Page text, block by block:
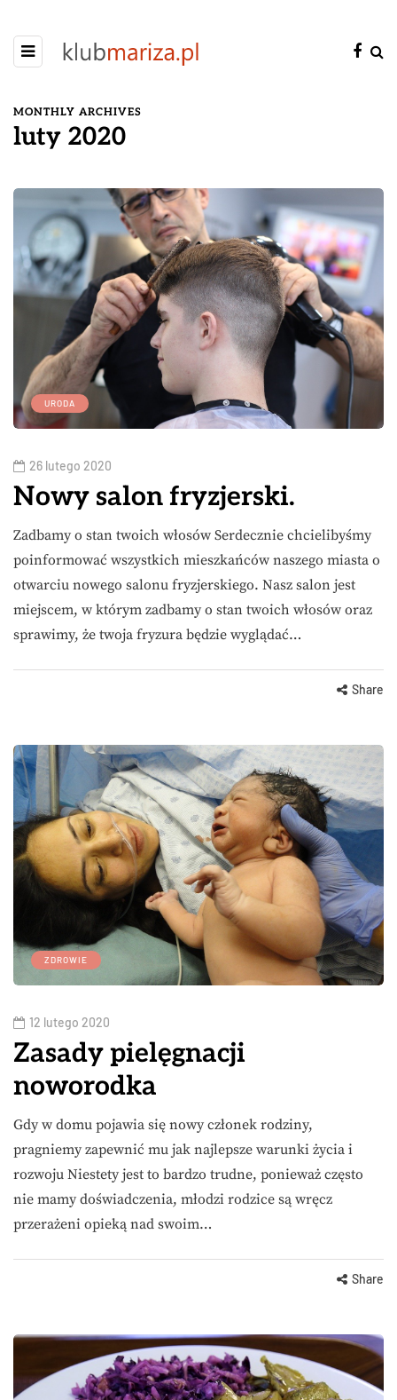
MONTHLY ARCHIVES
luty 2020
URODA
26 lutego 2020
Nowy salon fryzjerski.
Zadbamy o stan twoich włosów Serdecznie chcielibyśmy
poinformować wszystkich mieszkańców naszego miasta o
otwarciu nowego salonu fryzjerskiego. Nasz salon jest
miejscem, w którym zadbamy o stan twoich włosów oraz
sprawimy, że twoja fryzura będzie wyglądać…
Share
ZDROWIE
12 lutego 2020
Zasady pielęgnacji
noworodka
Gdy w domu pojawia się nowy członek rodziny,
pragniemy zapewnić mu jak najlepsze warunki życia i
rozwoju Niestety jest to bardzo trudne, ponieważ często
nie mamy doświadczenia, młodzi rodzice są wręcz
przerażeni opieką nad swoim…
Share